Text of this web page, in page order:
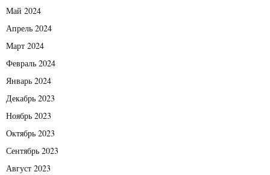
Май 2024
Апрель 2024
Март 2024
Февраль 2024
Январь 2024
Декабрь 2023
Ноябрь 2023
Октябрь 2023
Сентябрь 2023
Август 2023